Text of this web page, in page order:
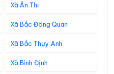
Xã Ân Thi
Xã Bắc Đông Quan
Xã Bắc Thụy Anh
Xã Bình Định